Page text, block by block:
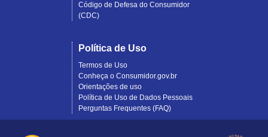
Código de Defesa do Consumidor
(CDC)
Política de Uso
Termos de Uso
Conheça o Consumidor.gov.br
Orientações de uso
Política de Uso de Dados Pessoais
Perguntas Frequentes (FAQ)